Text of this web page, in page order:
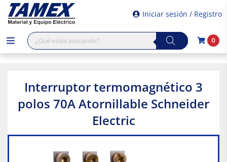
Iniciar sesión / Registro
Búsqueda
de
productos
0
Interruptor termomagnético 3
polos 70A Atornillable Schneider
Electric